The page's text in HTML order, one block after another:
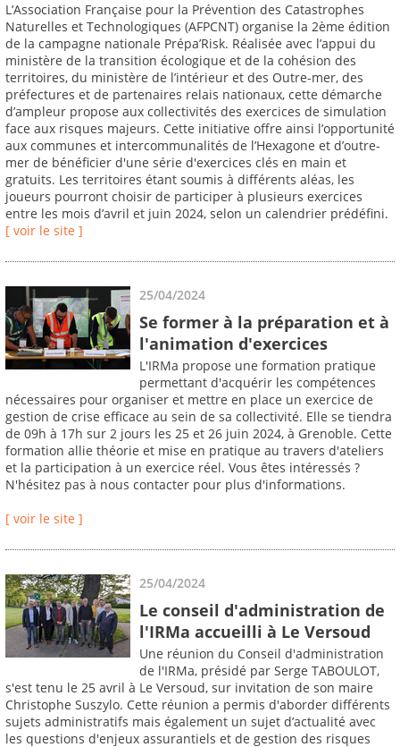
L’Association Française pour la Prévention des Catastrophes
Naturelles et Technologiques (AFPCNT) organise la 2ème édition
de la campagne nationale Prépa’Risk. Réalisée avec l’appui du
ministère de la transition écologique et de la cohésion des
territoires, du ministère de l’intérieur et des Outre-mer, des
préfectures et de partenaires relais nationaux, cette démarche
d’ampleur propose aux collectivités des exercices de simulation
face aux risques majeurs. Cette initiative offre ainsi l’opportunité
aux communes et intercommunalités de l’Hexagone et d’outre-
mer de bénéficier d'une série d'exercices clés en main et
gratuits. Les territoires étant soumis à différents aléas, les
joueurs pourront choisir de participer à plusieurs exercices
entre les mois d’avril et juin 2024, selon un calendrier prédéfini.
[ voir le site ]
25/04/2024
Se former à la préparation et à
l'animation d'exercices
L'IRMa propose une formation pratique
permettant d'acquérir les compétences
nécessaires pour organiser et mettre en place un exercice de
gestion de crise efficace au sein de sa collectivité. Elle se tiendra
de 09h à 17h sur 2 jours les 25 et 26 juin 2024, à Grenoble. Cette
formation allie théorie et mise en pratique au travers d'ateliers
et la participation à un exercice réel. Vous êtes intéressés ?
N'hésitez pas à nous contacter pour plus d'informations.
[ voir le site ]
25/04/2024
Le conseil d'administration de
l'IRMa accueilli à Le Versoud
Une réunion du Conseil d'administration
de l'IRMa, présidé par Serge TABOULOT,
s'est tenu le 25 avril à Le Versoud, sur invitation de son maire
Christophe Suszylo. Cette réunion a permis d'aborder différents
sujets administratifs mais également un sujet d’actualité avec
les questions d'enjeux assurantiels et de gestion des risques